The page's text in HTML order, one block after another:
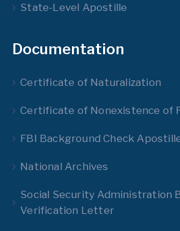
State-Level Apostille
Documentation
Certificate of Naturalization
Certificate of Nonexistence of
FBI Background Check
National Archives
Social Security Administration
Verification Letter